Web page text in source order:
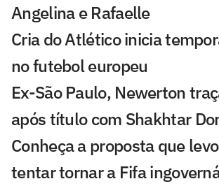
Angelina e Rafaelle
Cria do Atlético inicia
no futebol europeu
Ex-São Paulo, Newerton
após título com Shakhtar
Conheça a proposta que
tentar tornar a Fifa